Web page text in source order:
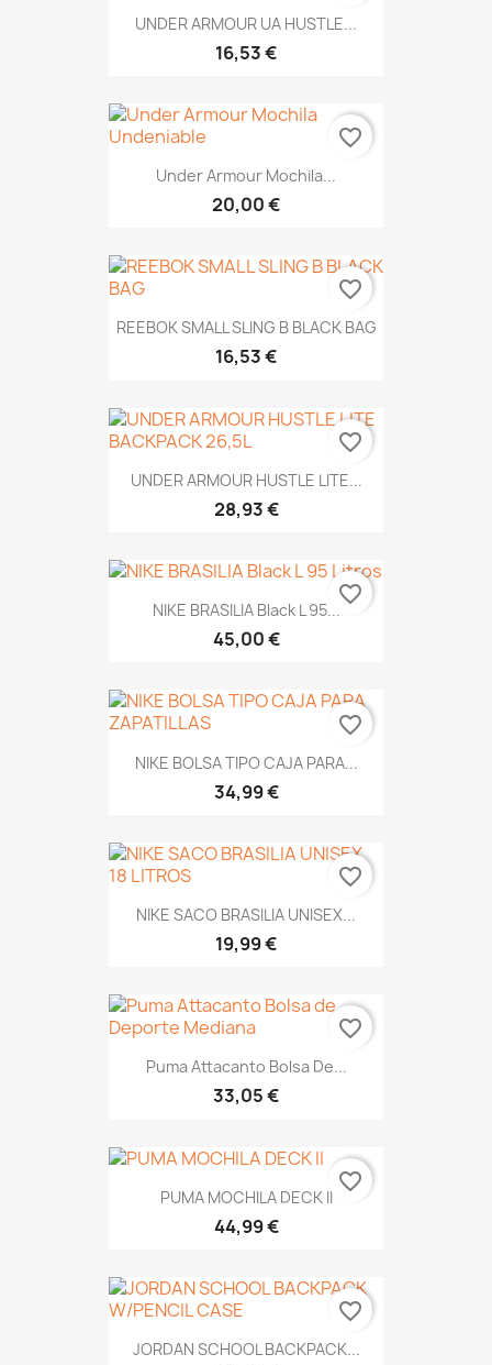
UNDER ARMOUR UA HUSTLE...
16,53 €
Under Armour Mochila...
20,00 €
favorite_border
REEBOK SMALL SLING B BLACK BAG
16,53 €
favorite_border
UNDER ARMOUR HUSTLE LITE...
28,93 €
favorite_border
NIKE BRASILIA Black L 95...
45,00 €
favorite_border
NIKE BOLSA TIPO CAJA PARA...
34,99 €
favorite_border
NIKE SACO BRASILIA UNISEX...
19,99 €
favorite_border
Puma Attacanto Bolsa De...
33,05 €
favorite_border
PUMA MOCHILA DECK II
44,99 €
favorite_border
JORDAN SCHOOL BACKPACK...
favorite_border